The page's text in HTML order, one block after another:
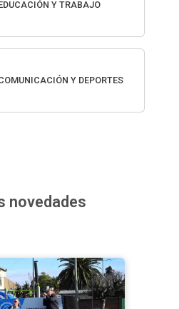
Y TRABAJO
Y DEPORTES
novedades